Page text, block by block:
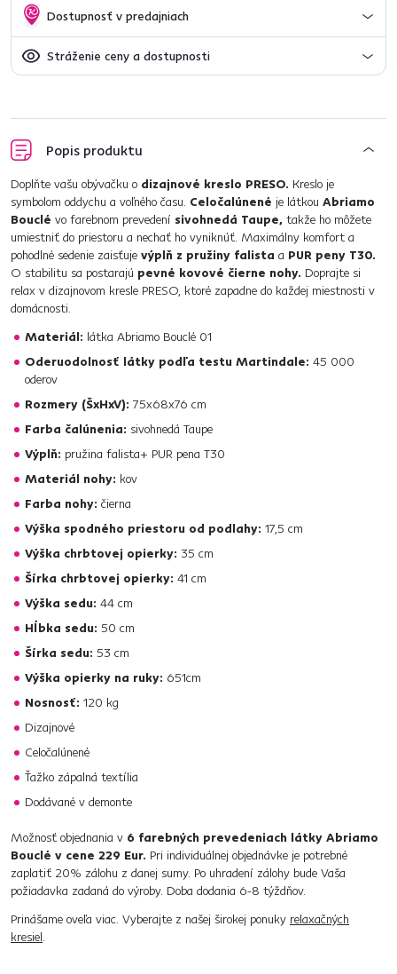
Dostupnosť v predajniach
Stráženie ceny a dostupnosti
Popis produktu
Doplňte vašu obývačku o dizajnové kreslo PRESO. Kreslo je
symbolom oddychu a voľného času. Celočalúnené je látkou Abriamo
Bouclé vo farebnom prevedení sivohnedá Taupe, takže ho môžete
umiestniť do priestoru a nechať ho vyniknúť. Maximálny komfort a
pohodlné sedenie zaisťuje výplň z pružiny falista a PUR peny T30.
O stabilitu sa postarajú pevné kovové čierne nohy. Doprajte si
relax v dizajnovom kresle PRESO, ktoré zapadne do každej miestnosti v
domácnosti.
Materiál: látka Abriamo Bouclé 01
Oderuodolnosť látky podľa testu Martindale: 45 000
oderov
Rozmery (ŠxHxV): 75x68x76 cm
Farba čalúnenia: sivohnedá Taupe
Výplň: pružina falista+ PUR pena T30
Materiál nohy: kov
Farba nohy: čierna
Výška spodného priestoru od podlahy: 17,5 cm
Výška chrbtovej opierky: 35 cm
Šírka chrbtovej opierky: 41 cm
Výška sedu: 44 cm
Hĺbka sedu: 50 cm
Šírka sedu: 53 cm
Výška opierky na ruky: 651cm
Nosnosť: 120 kg
Dizajnové
Celočalúnené
Ťažko zápalná textília
Dodávané v demonte
Možnosť objednania v 6 farebných prevedeniach látky Abriamo
Bouclé v cene 229 Eur. Pri individuálnej objednávke je potrebné
zaplatiť 20% zálohu z danej sumy. Po uhradení zálohy bude Vaša
požiadavka zadaná do výroby. Doba dodania 6-8 týždňov.
Prinášame oveľa viac. Vyberajte z našej širokej ponuky relaxačných
kresiel.